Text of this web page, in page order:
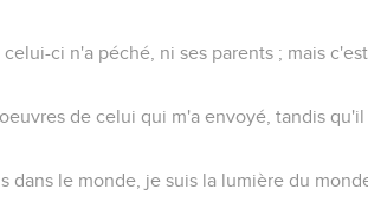
ci n'a péché, ni ses parents ; mais
de celui qui m'a envoyé, tandis
dans le monde, je suis la lumière du